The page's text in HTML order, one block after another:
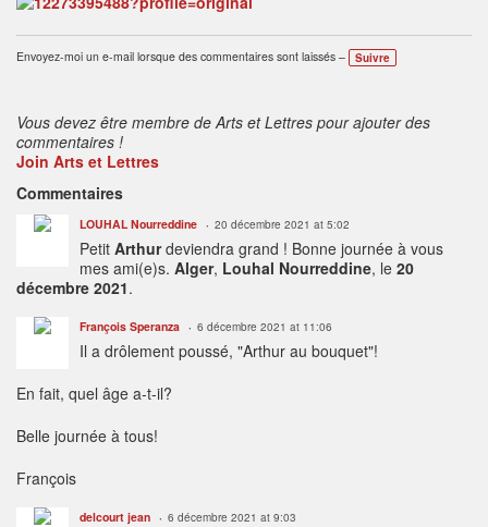
Envoyez-moi un e-mail lorsque des commentaires sont laissés – Suivre
Vous devez être membre de Arts et Lettres pour ajouter des
commentaires !
Join Arts et Lettres
Commentaires
LOUHAL Nourreddine 20 décembre 2021 at 5:02
Petit Arthurdeviendra grand ! Bonne journée à vous
mes ami(e)s. Alger, Louhal Nourreddine, le 20
décembre 2021.
François Speranza 6 décembre 2021 at 11:06
Il a drôlement poussé, "Arthur au bouquet"!
En fait, quel âge a-t-il?
Belle journée à tous!
François
delcourt jean 6 décembre 2021 at 9:03